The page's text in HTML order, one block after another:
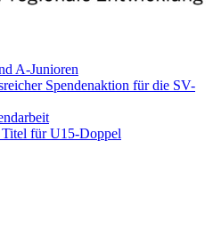
A-Junioren
Spendenaktion für die SV-
für U15-Doppel